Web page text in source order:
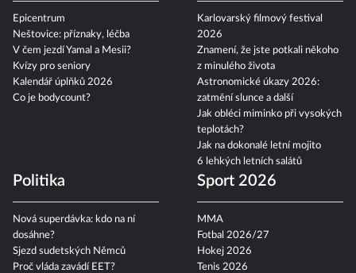
Epicentrum
Neštovice: příznaky, léčba
V čem jezdí Yamal a Mesii?
Kvízy pro seniory
Kalendář úplňků 2026
Co je bodycount?
Karlovarský filmový festival
2026
Znamení, že jste potkali někoho
z minulého života
Astronomické úkazy 2026:
zatmění slunce a další
Jak obléci miminko při vysokých
teplotách?
Jak na dokonalé letní mojito
6 lehkých letních salátů
Politika
Nová superdávka: kdo na ní
dosáhne?
Sjezd sudetských Němců
Proč vláda zavádí EET?
Sport 2026
MMA
Fotbal 2026/27
Hokej 2026
Tenis 2026